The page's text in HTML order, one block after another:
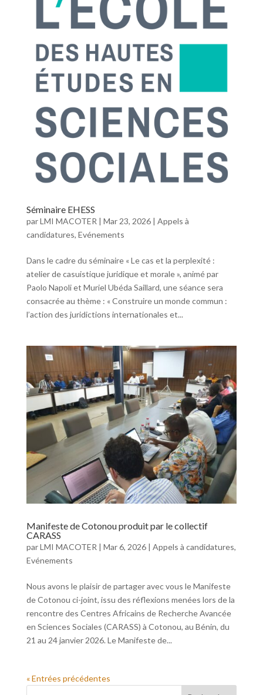
Séminaire EHESS
parLMI MACOTER| Mar 23, 2026| Appels à
candidatures, Evénements
Dans le cadre du séminaire « Le cas et la perplexité :
atelier de casuistique juridique et morale », animé par
Paolo Napoli et Muriel Ubéda Saillard, une séance sera
consacrée au thème : « Construire un monde commun :
l’action des juridictions internationales et...
Manifeste de Cotonou produit par le collectif
CARASS
parLMI MACOTER | Mar 6, 2026| Appels à candidatures,
Evénements
Nous avons le plaisir de partager avec vous le Manifeste
de Cotonou ci-joint, issu des réflexions menées lors de la
rencontre des Centres Africains de Recherche Avancée
en Sciences Sociales (CARASS) à Cotonou, au Bénin, du
21 au 24 janvier 2026. Le Manifeste de...
« Entrées précédentes